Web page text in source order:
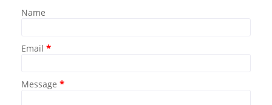
Name
Email *
Message *